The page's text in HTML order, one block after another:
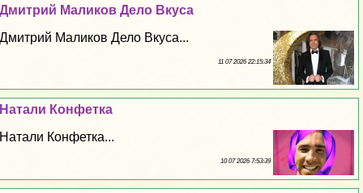
Дмитрий Маликов Дело Вкуса
Дмитрий Маликов Дело Вкуса...
11 07 2026 22:15:34
Натали Конфетка
Натали Конфетка...
10 07 2026 7:53:39